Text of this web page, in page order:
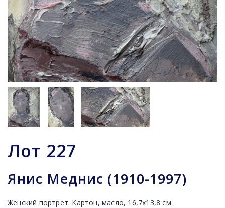
Лот 227
Янис Меднис (1910-1997)
Женский портрет. Картон, масло, 16,7х13,8 см.